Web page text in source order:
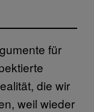
für
die wir
weil wieder